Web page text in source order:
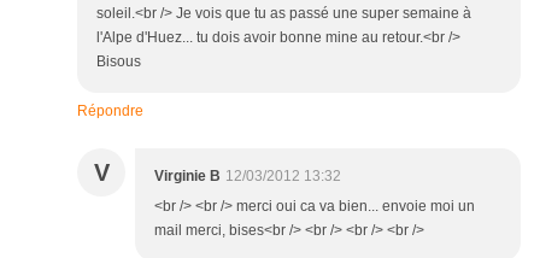
soleil.<br /> Je vois que tu as passé une super semaine à
l'Alpe d'Huez... tu dois avoir bonne mine au retour.<br />
Bisous
Répondre
V Virginie B 12/03/2012 13:32
<br /> <br /> merci oui ca va bien... envoie moi un
mail merci, bises<br /> <br /> <br /> <br />